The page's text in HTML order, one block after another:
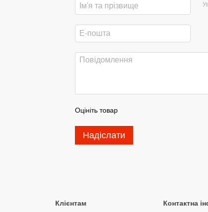
Оцініть товар
Надіслати
Клієнтам Контактна